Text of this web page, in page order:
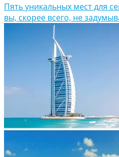
Пять уникальных мест для
вы, скорее всего, не